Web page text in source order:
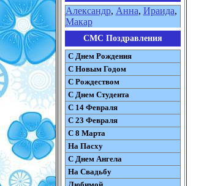
Александр, Анна, Ираида,
Макар
СМС Поздравления
С Днем Рождения
С Новым Годом
С Рождеством
C Днем Студента
С 14 Февраля
С 23 Февраля
С 8 Марта
На Пасху
C Днем Ангела
На Свадьбу